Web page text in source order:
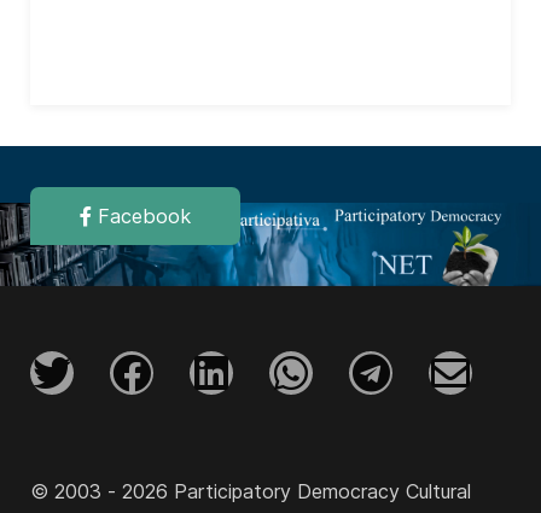
Facebook
© 2003 - 2026 Participatory Democracy Cultural